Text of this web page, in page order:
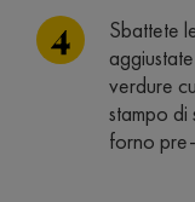
Sbattete
verdure
stampo
forno